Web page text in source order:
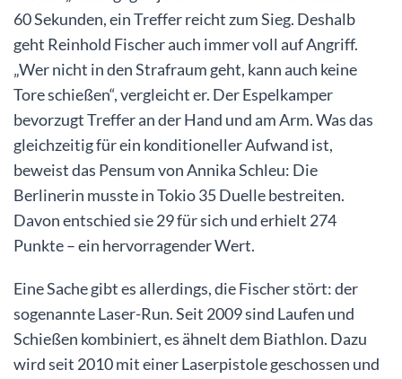
60 Sekunden, ein Treffer reicht zum Sieg. Deshalb
geht Reinhold Fischer auch immer voll auf Angriff.
„Wer nicht in den Strafraum geht, kann auch keine
Tore schießen“, vergleicht er. Der Espelkamper
bevorzugt Treffer an der Hand und am Arm. Was das
gleichzeitig für ein konditioneller Aufwand ist,
beweist das Pensum von Annika Schleu: Die
Berlinerin musste in Tokio 35 Duelle bestreiten.
Davon entschied sie 29 für sich und erhielt 274
Punkte – ein hervorragender Wert.
Eine Sache gibt es allerdings, die Fischer stört: der
sogenannte Laser-Run. Seit 2009 sind Laufen und
Schießen kombiniert, es ähnelt dem Biathlon. Dazu
wird seit 2010 mit einer Laserpistole geschossen und